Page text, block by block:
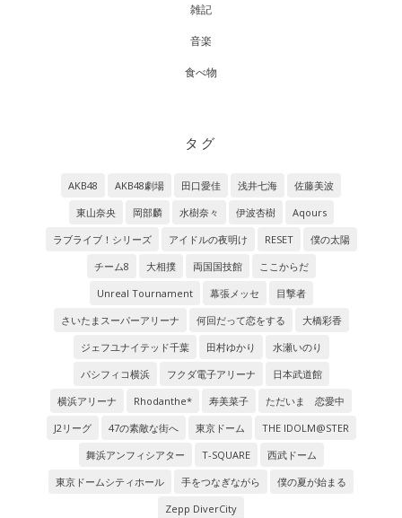
雑記
音楽
食べ物
タグ
AKB48 AKB48劇場 田口愛佳 浅井七海
佐藤美波
東山奈央
岡部麟 水樹奈々 伊波杏樹
Aqours
ラブライブ！シリーズ
アイドルの夜明け RESET
僕の太陽
チーム8
大相撲 両国国技館
ここからだ
Unreal Tournament
幕張メッセ
目撃者
さいたまスーパーアリーナ
何回だって恋をする
大橋彩香
ジェフユナイテッド千葉
田村ゆかり
水瀬いのり
パシフィコ横浜
フクダ電子アリーナ
日本武道館
横浜アリーナ
Rhodanthe* 寿美菜子
ただいま 恋愛中
J2リーグ
47の素敵な街へ 東京ドーム
THE IDOLM@STER
舞浜アンフィシアター
T-SQUARE
西武ドーム
東京ドームシティホール
手をつなぎながら
僕の夏が始まる
Zepp DiverCity